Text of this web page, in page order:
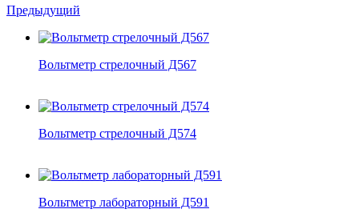
Предыдущий
Вольтметр стрелочный Д567
Вольтметр стрелочный Д574
Вольтметр лабораторный Д591